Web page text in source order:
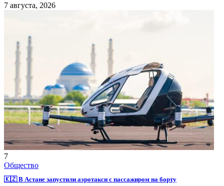
7 августа, 2026
7
Общество
🇰🇿 В Астане запустили аэротакси с пассажиром на борту